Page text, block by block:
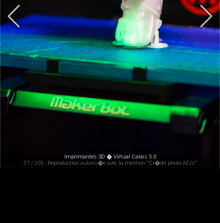
Imprimantes 3D � Virtual Calais 5.0
27 / 205 - Reproduction autoris�e avec la mention "Cr�dit photo AFJV"